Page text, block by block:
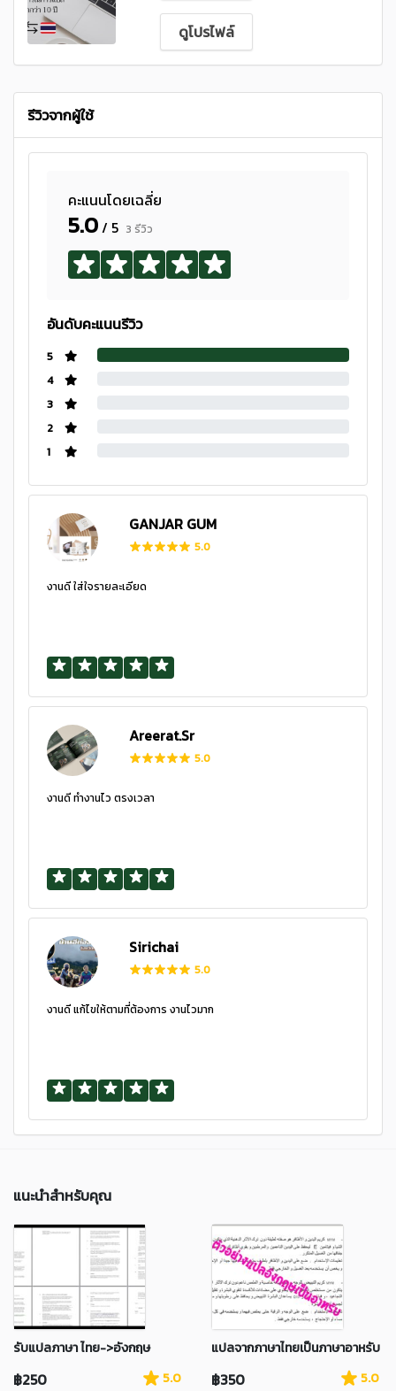
ดูโปรไฟล์
รีวิวจากผู้ใช้
คะแนนโดยเฉลี่ย
5.0/ 5 3 รีวิว
อันดับคะแนนรีวิว
5
4
3
2
1
GANJAR GUM
5.0
งานดี ใส่ใจรายละเอียด
Areerat.Sr
5.0
งานดี ทำงานไว ตรงเวลา
Sirichai
5.0
งานดี แก้ไขให้ตามที่ต้องการ งานไวมาก
แนะนำสำหรับคุณ
รับแปลภาษา ไทย->อังกฤษ
฿250 5.0
แปลจากภาษาไทยเป็นภาษาอาหรับ
฿350 5.0